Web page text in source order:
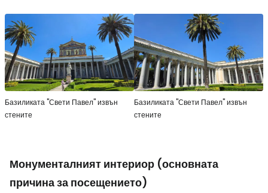
Базиликата "Свети Павел" извън
стените
Базиликата "Свети Павел" извън
стените
Монументалният интериор (основната
причина за посещението)